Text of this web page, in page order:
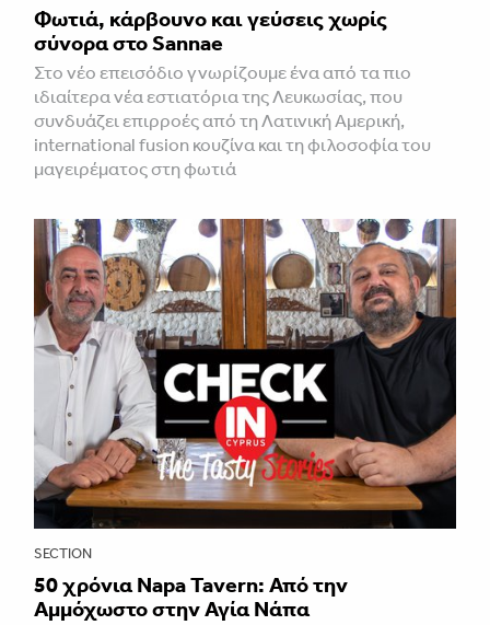
Φωτιά, κάρβουνο και γεύσεις χωρίς
σύνορα στο Sannae
Στο νέο επεισόδιο γνωρίζουμε ένα από τα πιο
ιδιαίτερα νέα εστιατόρια της Λευκωσίας, που
συνδυάζει επιρροές από τη Λατινική Αμερική,
international fusion κουζίνα και τη φιλοσοφία του
μαγειρέματος στη φωτιά
SECTION
50 χρόνια Napa Tavern: Από την
Αμμόχωστο στην Αγία Νάπα